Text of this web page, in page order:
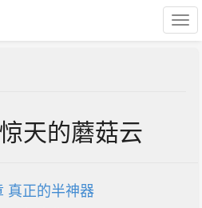
天的蘑菇云
真正的半神器